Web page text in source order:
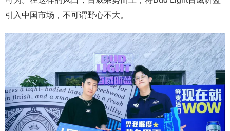
引入中国市场，不可谓野心不大。